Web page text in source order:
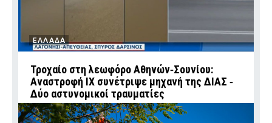
ΕΛΛΑΔΑ
Τροχαίο στη λεωφόρο Αθηνών‑Σουνίου:
Αναστροφή ΙΧ συνέτριψε μηχανή της ΔΙΑΣ ‑
Δύο αστυνομικοί τραυματίες